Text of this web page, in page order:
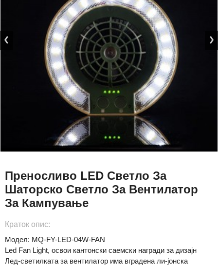
Преносливо LED Светло За
Шаторско Светло За Вентилатор
За Кампување
Краток опис:
Модел: MQ-FY-LED-04W-FAN
Led Fan Light, освои кантонски саемски награди за дизајн
Лед-светилката за вентилатор има вградена ли-јонска